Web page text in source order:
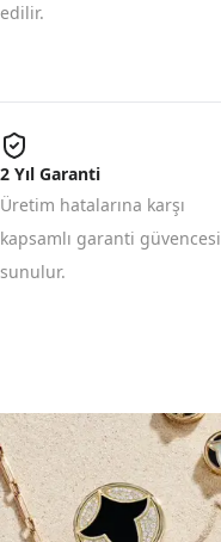
edilir.
2 Yıl Garanti
Üretim hatalarına karşı
kapsamlı garanti güvencesi
sunulur.